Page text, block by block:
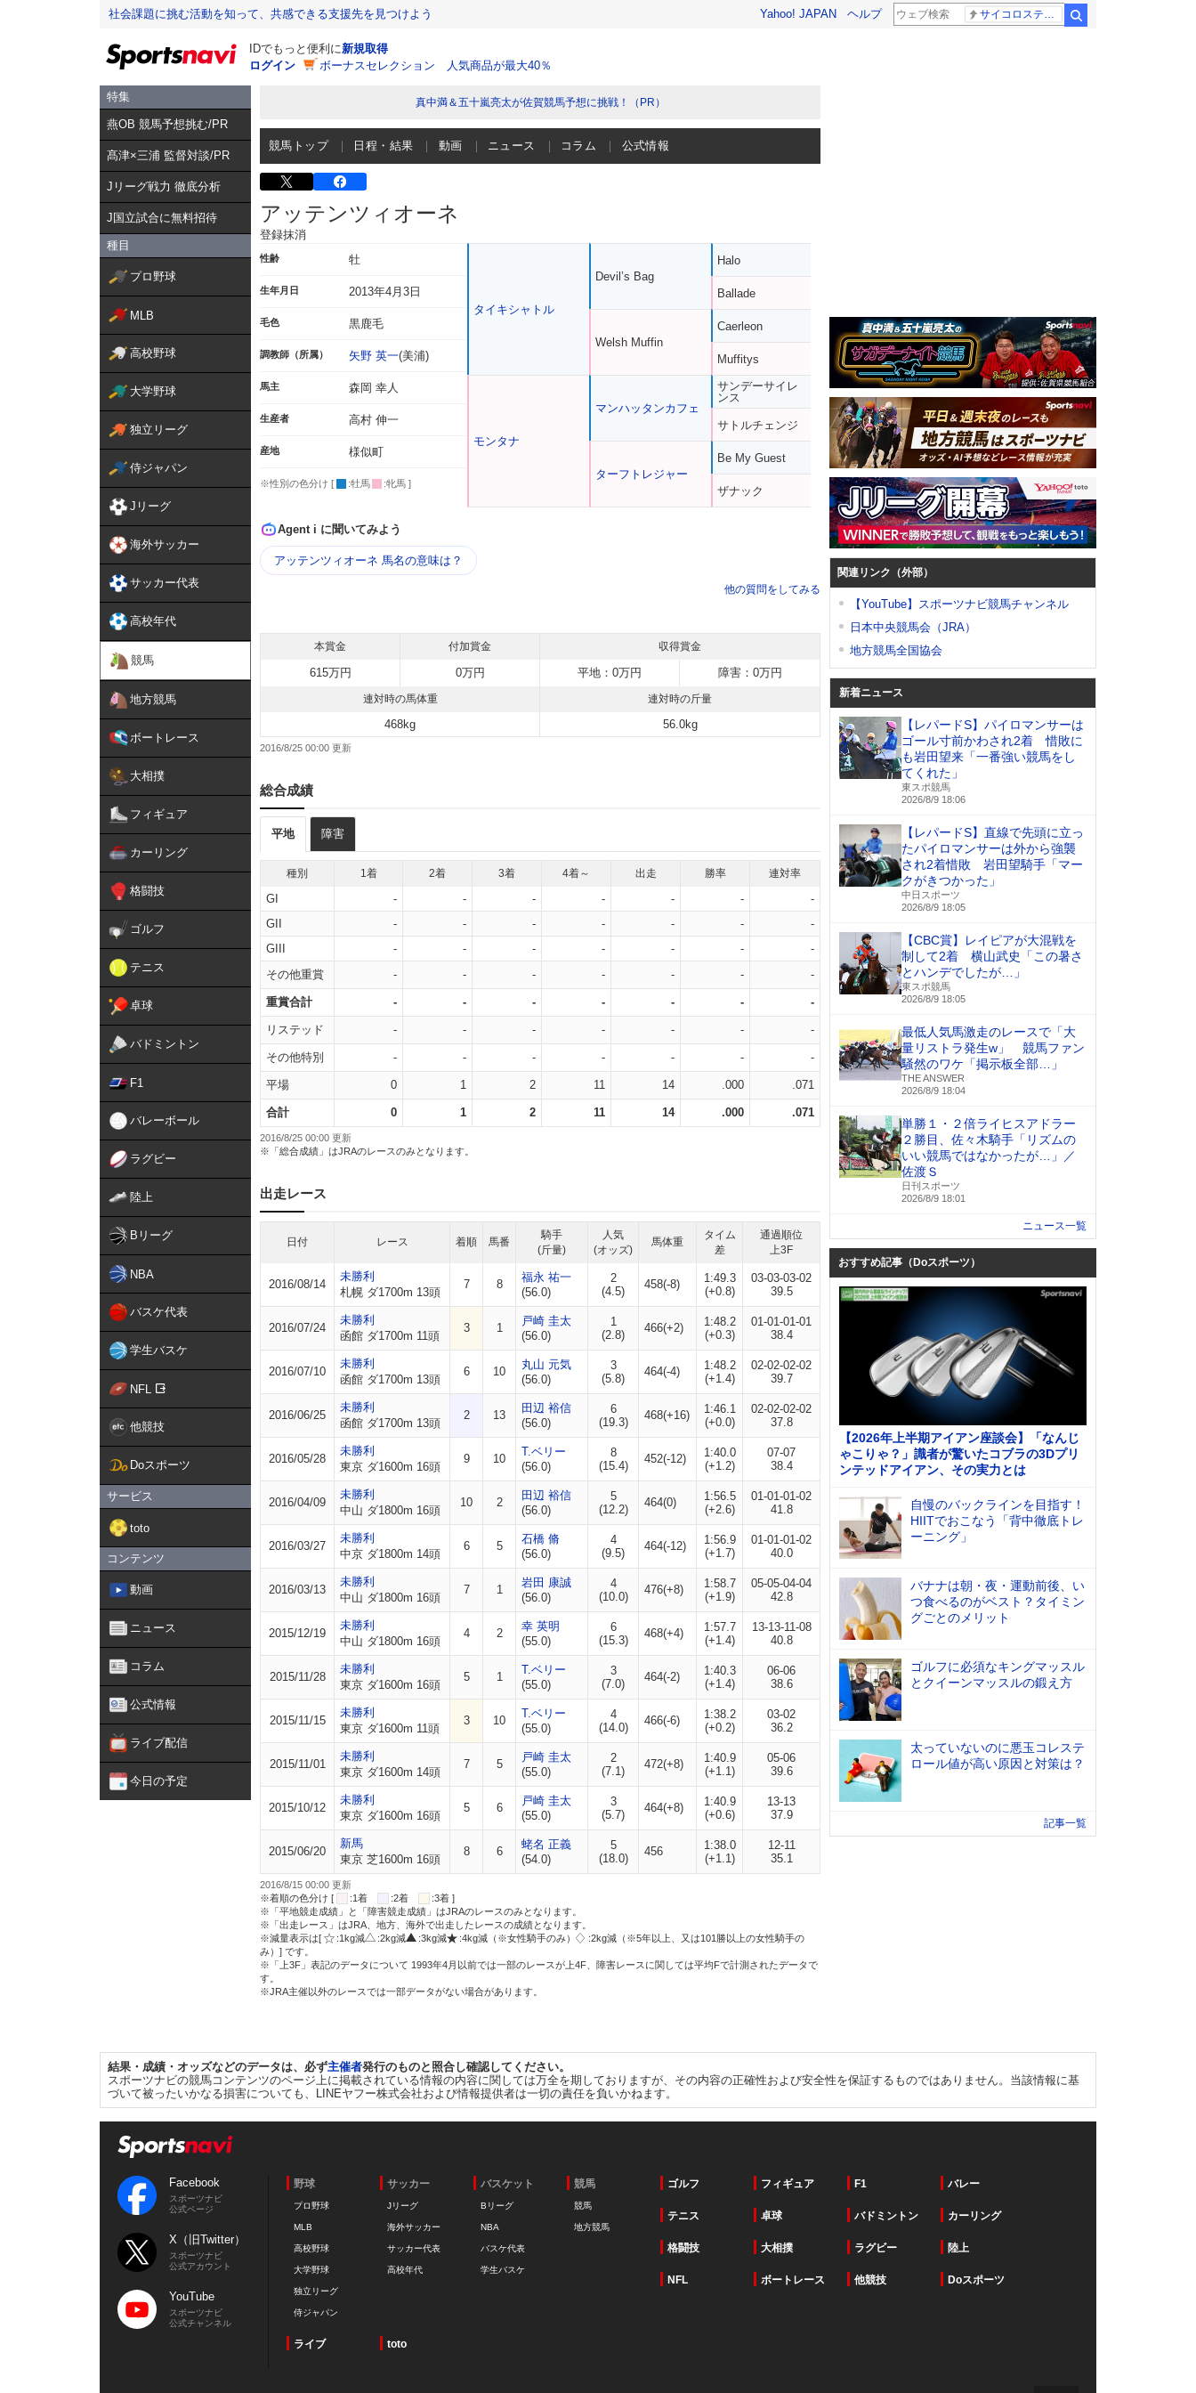
社会課題に挑む活動を知って、共感できる支援先を見つけよう Yahoo! JAPAN ヘルプ
IDでもっと便利に新規取得
ログイン
ボーナスセレクション 人気商品が最大40％
特集
燕OB 競馬予想挑む/PR
髙津×三浦 監督対談/PR
Jリーグ戦力 徹底分析
J国立試合に無料招待
種目
プロ野球
MLB
高校野球
大学野球
独立リーグ
侍ジャパン
Jリーグ
海外サッカー
サッカー代表
高校年代
競馬
地方競馬
ボートレース
大相撲
フィギュア
カーリング
格闘技
ゴルフ
テニス
卓球
バドミントン
F1
バレーボール
ラグビー
陸上
Bリーグ
NBA
バスケ代表
学生バスケ
NFL
他競技
Doスポーツ
サービス
toto
コンテンツ
動画
ニュース
コラム
公式情報
ライブ配信
今日の予定
真中満＆五十嵐亮太が佐賀競馬予想に挑戦！（PR）
競馬トップ 日程・結果 動画 ニュース コラム 公式情報
アッテンツィオーネ
登録抹消
性齢 牡
生年月日 2013年4月3日
毛色 黒鹿毛
調教師（所属） 矢野 英一(美浦)
馬主 森岡 幸人
生産者 高村 伸一
産地 様似町
※性別の色分け [ :牡馬 :牝馬 ]
タイキシャトル
モンタナ
Devil’s Bag
Welsh Muffin
マンハッタンカフェ
ターフトレジャー
Halo
Ballade
Caerleon
Muffitys
サンデーサイレ
ンス
サトルチェンジ
Be My Guest
ザナック
Agent i に聞いてみよう
アッテンツィオーネ 馬名の意味は？
他の質問をしてみる
本賞金 付加賞金 収得賞金
615万円 0万円 平地：0万円 障害：0万円
連対時の馬体重 連対時の斤量
468kg 56.0kg
2016/8/25 00:00
総合成績
平地 障害
種別 1着 2着 3着 4着～ 出走 勝率 連対率
GI - - - - - -
-
GII
- - - - - -
-
GIII
- - - - - -
-
その他重賞
- - - - - - -
重賞合計 - - - - - - -
リステッド - - - - - - -
その他特別 - - - - - - -
平場 0 1 2 11 14 .000 .071
合計 0 1 2 11 14 .000 .071
2016/8/25 00:00 更新
※「総合成績」はJRAのレースのみとなります。
出走レース
日付 レース 着順 馬番
騎手
(斤量)
人気
(オッズ)
馬体重
タイム
差
通過順位
上3F
2016/08/14
未勝利
札幌 ダ1700m 13頭
7 8
福永 祐一
(56.0)
2
(4.5)
458(-8)
1:49.3
(+0.8)
03-03-03-02
39.5
2016/07/24
未勝利
函館 ダ1700m 11頭
3 1
戸崎 圭太
(56.0)
1
(2.8)
466(+2)
1:48.2
(+0.3)
01-01-01-01
38.4
2016/07/10
未勝利
函館 ダ1700m 13頭
6 10
丸山 元気
(56.0)
3
(5.8)
464(-4)
1:48.2
(+1.4)
02-02-02-02
39.7
2016/06/25
未勝利
函館 ダ1700m 13頭
2 13
田辺 裕信
(56.0)
6
(19.3)
468(+16)
1:46.1
(+0.0)
02-02-02-02
37.8
2016/05/28
未勝利
東京 ダ1600m 16頭
9 10
T.ベリー
(56.0)
8
(15.4)
452(-12)
1:40.0
(+1.2)
07-07
38.4
2016/04/09
未勝利
中山 ダ1800m 16頭
10 2
田辺 裕信
(56.0)
5
(12.2)
464(0)
1:56.5
(+2.6)
01-01-01-02
41.8
2016/03/27
未勝利
中京 ダ1800m 14頭
6 5
石橋 脩
(56.0)
4
(9.5)
464(-12)
1:56.9
(+1.7)
01-01-01-02
40.0
2016/03/13
未勝利
中山 ダ1800m 16頭
7 1
岩田 康誠
(56.0)
4
(10.0)
476(+8)
1:58.7
(+1.9)
05-05-04-04
42.8
2015/12/19
未勝利
中山 ダ1800m 16頭
4 2
幸 英明
(55.0)
6
(15.3)
468(+4)
1:57.7
(+1.4)
13-13-11-08
40.8
2015/11/28
未勝利
東京 ダ1600m 16頭
5 1
T.ベリー
(55.0)
3
(7.0)
464(-2)
1:40.3
(+1.4)
06-06
38.6
2015/11/15
未勝利
東京 ダ1600m 11頭
3 10
T.ベリー
(55.0)
4
(14.0)
466(-6)
1:38.2
(+0.2)
03-02
36.2
2015/11/01
未勝利
東京 ダ1600m 14頭
7 5
戸崎 圭太
(55.0)
2
(7.1)
472(+8)
1:40.9
(+1.1)
05-06
39.6
2015/10/12
未勝利
東京 ダ1600m 16頭
5 6
戸崎 圭太
(55.0)
3
(5.7)
464(+8)
1:40.9
(+0.6)
13-13
37.9
2015/06/20
新馬
東京 芝1600m 16頭
8 6
蛯名 正義
(54.0)
5
(18.0)
456
1:38.0
(+1.1)
12-11
35.1
2016/8/15 00:00 更新
※着順の色分け [
:1着 :2着
:3着 ]
※「平地競走成績」と「障害競走成績」はJRAのレースのみとなります。
※「出走レース」はJRA、地方、海外で出走したレースの成績となります。
※減量表示は[
:1kg減 :2kg減 :3kg減 :4kg減（※女性騎手のみ）
:2kg減（※5年以上、又は101勝以上の女性騎手の
み）] です。
※「上3F」表記のデータについて 1993年4月以前では一部のレースが上4F、障害レースに関しては平均Fで計測されたデータで
す。
※JRA主催以外のレースでは一部データがない場合があります。
関連リンク（外部）
【YouTube】スポーツナビ競馬チャンネル
日本中央競馬会（JRA）
地方競馬全国協会
新着ニュース
【レパードS】パイロマンサーは
ゴール寸前かわされ2着 惜敗に
も岩田望来「一番強い競馬をし
てくれた」
東スポ競馬
2026/8/9 18:06
【レパードS】直線で先頭に立っ
たパイロマンサーは外から強襲
され2着惜敗 岩田望騎手「マー
クがきつかった」
中日スポーツ
2026/8/9 18:05
【CBC賞】レイピアが大混戦を
制して2着 横山武史「この暑さ
とハンデでしたが…」
東スポ競馬
2026/8/9 18:05
最低人気馬激走のレースで「大
量リストラ発生w」 競馬ファン
騒然のワケ「掲示板全部…」
THE ANSWER
2026/8/9 18:04
単勝１・２倍ライヒスアドラー
２勝目、佐々木騎手「リズムの
いい競馬ではなかったが…」／
佐渡Ｓ
日刊スポーツ
2026/8/9 18:01
ニュース一覧
おすすめ記事（Doスポーツ）
【2026年上半期アイアン座談会】「なんじ
ゃこりゃ？」識者が驚いたコブラの3Dプリ
ンテッドアイアン、その実力とは
自慢のバックラインを目指す！
HIITでおこなう「背中徹底トレ
ーニング」
バナナは朝・夜・運動前後、い
つ食べるのがベスト？タイミン
グごとのメリット
ゴルフに必須なキングマッスル
とクイーンマッスルの鍛え方
太っていないのに悪玉コレステ
ロール値が高い原因と対策は？
記事一覧
結果・成績・オッズなどのデータは、必ず主催者発行のものと照合し確認してください。
スポーツナビの競馬コンテンツのページ上に掲載されている情報の内容に関しては万全を期しておりますが、その内容の正確性および安全性を保証するものではありません。当該情報に基
づいて被ったいかなる損害についても、LINEヤフー株式会社および情報提供者は一切の責任を負いかねます。
Facebook
スポーツナビ
公式ページ
X（旧Twitter）
スポーツナビ
公式アカウント
YouTube
スポーツナビ
公式チャンネル
野球
プロ野球
MLB
高校野球
大学野球
独立リーグ
侍ジャパン
サッカー
Jリーグ
海外サッカー
サッカー代表
高校年代
バスケット
Bリーグ
NBA
バスケ代表
学生バスケ
競馬
競馬
地方競馬
ゴルフ フィギュア F1 バレー
テニス 卓球 バドミントン カーリング
格闘技 大相撲 ラグビー 陸上
NFL ボートレース 他競技 Doスポーツ
ライブ toto